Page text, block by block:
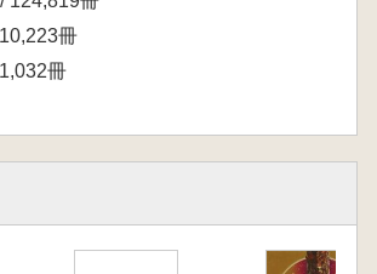
神領古墳群など、注目すべき発掘
でおこなわれています。また、南
の墓制である地下式横穴からは、
、古墳時代を通じてのヤマト王権
会では日向、大隅地域の古墳時代
冊
冊